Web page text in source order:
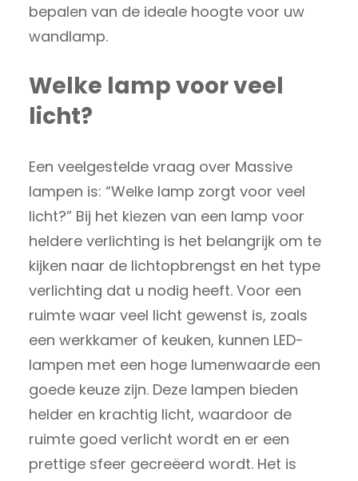
bepalen van de ideale hoogte voor uw
wandlamp.
Welke lamp voor veel
licht?
Een veelgestelde vraag over Massive
lampen is: “Welke lamp zorgt voor veel
licht?” Bij het kiezen van een lamp voor
heldere verlichting is het belangrijk om te
kijken naar de lichtopbrengst en het type
verlichting dat u nodig heeft. Voor een
ruimte waar veel licht gewenst is, zoals
een werkkamer of keuken, kunnen LED-
lampen met een hoge lumenwaarde een
goede keuze zijn. Deze lampen bieden
helder en krachtig licht, waardoor de
ruimte goed verlicht wordt en er een
prettige sfeer gecreëerd wordt. Het is